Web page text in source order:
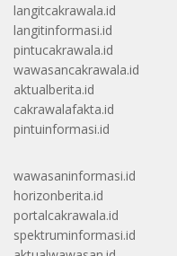
langitcakrawala.id
langitinformasi.id
pintucakrawala.id
wawasancakrawala.id
aktualberita.id
cakrawalafakta.id
pintuinformasi.id
wawasaninformasi.id
horizonberita.id
portalcakrawala.id
spektruminformasi.id